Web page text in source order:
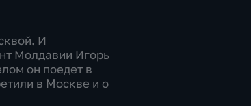
И
Молдавии Игорь
он поедет в
в Москве и о